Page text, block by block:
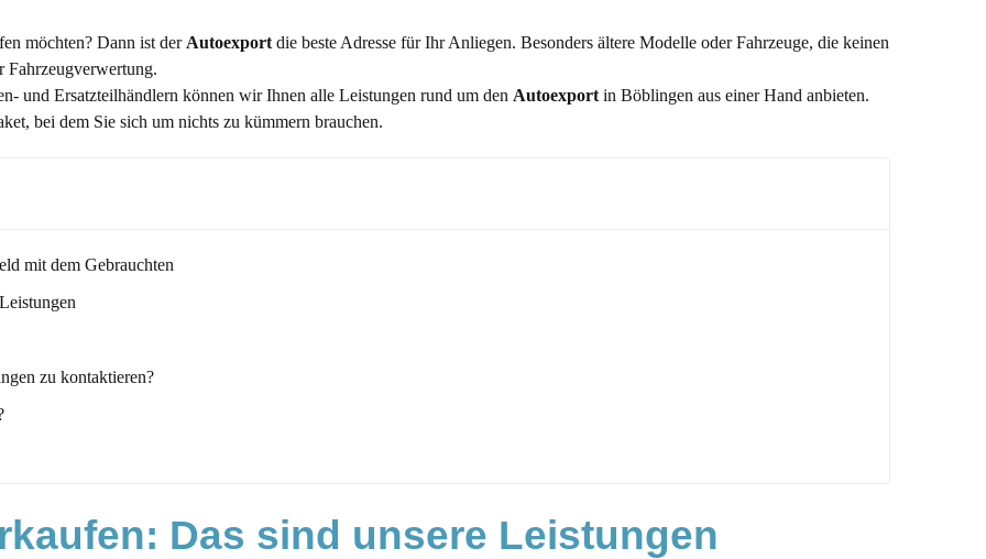
möchten? Dann ist der Autoexport die beste Adresse für Ihr Anliegen. Besonders ältere Modelle oder Fahrzeuge, die keinen
Fahrzeugverwertung.
und Ersatzteilhändlern können wir Ihnen alle Leistungen rund um den Autoexport in Böblingen aus einer Hand anbieten.
bei dem Sie sich um nichts zu kümmern brauchen.
mit dem Gebrauchten
zu kontaktieren?
werden?
Das sind unsere Leistungen